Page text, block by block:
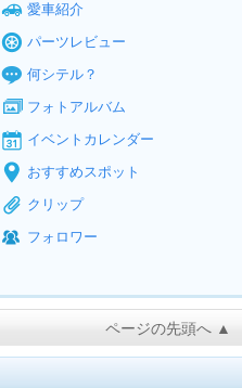
愛車紹介
パーツレビュー
何シテル？
フォトアルバム
イベントカレンダー
おすすめスポット
クリップ
フォロワー
ページの先頭へ ▲